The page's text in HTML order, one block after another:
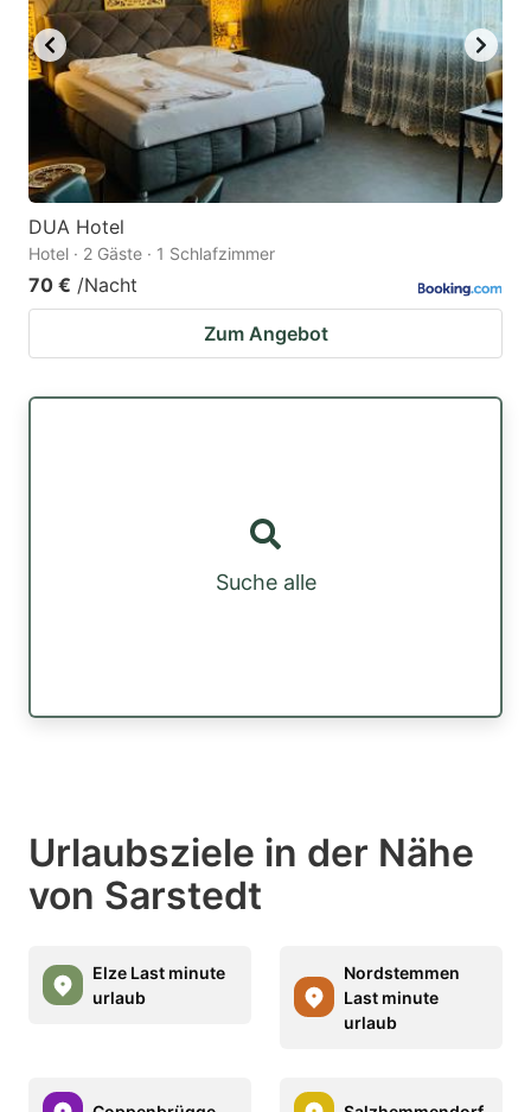
DUA Hotel
Hotel · 2 Gäste · 1 Schlafzimmer
70 € /Nacht
Zum Angebot
Suche alle
Urlaubsziele in der Nähe
von Sarstedt
Elze Last minute
urlaub
Nordstemmen
Last minute
urlaub